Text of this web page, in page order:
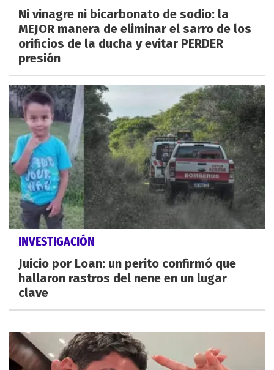
Ni vinagre ni bicarbonato de sodio: la
MEJOR manera de eliminar el sarro de los
orificios de la ducha y evitar PERDER
presión
INVESTIGACIÓN
Juicio por Loan: un perito confirmó que
hallaron rastros del nene en un lugar
clave